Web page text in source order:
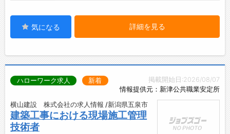
気になる 詳細を見る
掲載開始日:2026/08/07
情報提供元：新津公共職業安定所
ハローワーク求人 新着
横山建設 株式会社の求人情報 /新潟県五泉市
建築工事における現場施工管理
技術者